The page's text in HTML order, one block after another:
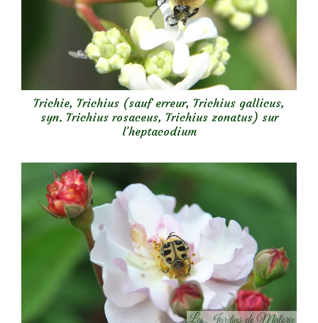
Trichie, Trichius (sauf erreur, Trichius gallicus,
syn. Trichius rosaceus, Trichius zonatus) sur
l’heptacodium